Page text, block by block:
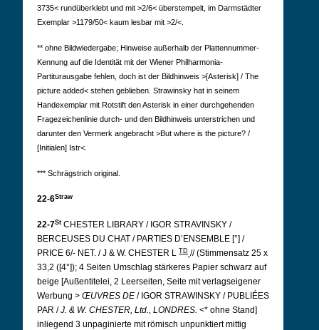
3735< rundüberklebt und mit >2/6< überstempelt, im Darmstädter
Exemplar >1179/50< kaum lesbar mit >2/<.
** ohne Bildwiedergabe; Hinweise außerhalb der Plattennummer-
Kennung auf die Identität mit der Wiener Philharmonia-
Partiturausgabe fehlen, doch ist der Bildhinweis >[Asterisk] / The
picture added< stehen geblieben. Strawinsky hat in seinem
Handexemplar mit Rotstift den Asterisk in einer durchgehenden
Fragezeichenlinie durch- und den Bildhinweis unterstrichen und
darunter den Vermerk angebracht >But where is the picture? /
[Initialen] Istr<.
*** Schrägstrich original.
22-6Straw
22-7St CHESTER LIBRARY / IGOR STRAVINSKY /
BERCEUSES DU CHAT / PARTIES D’ENSEMBLE [°] /
PRICE 6/- NET. / J & W. CHESTER L TD // (Stimmensatz 25 x
33,2 ([4°]); 4 Seiten Umschlag stärkeres Papier schwarz auf
beige [Außentitelei, 2 Leerseiten, Seite mit verlagseigener
Werbung > ŒUVRES DE / IGOR STRAWINSKY / PUBLIÉES
PAR /J. & W. CHESTER, Ltd., LONDRES. <* ohne Stand]
inliegend 3 unpaginierte mit römisch unpunktiert mittig